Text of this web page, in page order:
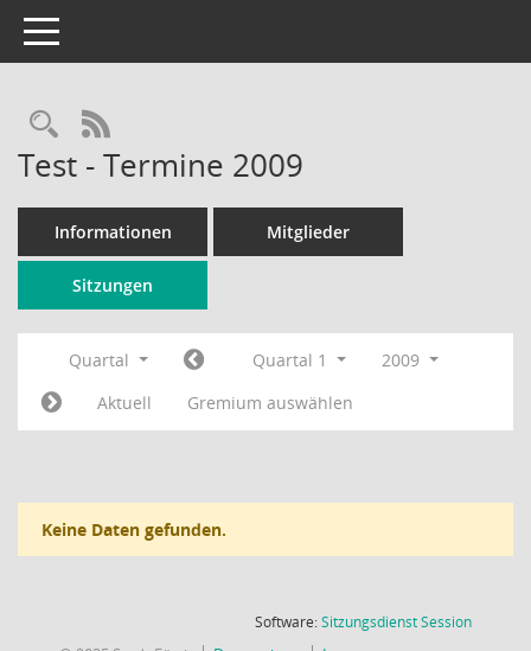
Toggle navigation
Rechercheauswahl
RSS-Feed
Test - Termine 2009
Informationen Mitglieder
Sitzungen
Quartal Quartal 1
2009
Aktuell
Gremium auswählen
Keine Daten gefunden.
Software:SitzungsdienstSession(Wird in